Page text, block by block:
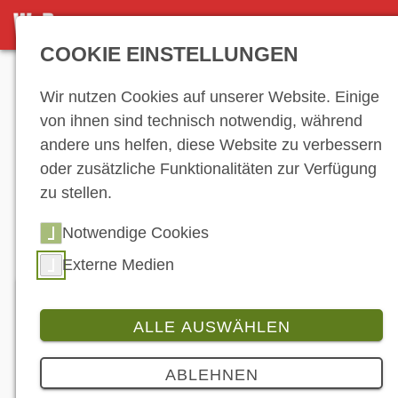
DETAILANSICHT
Hersteller-
Verzeichnis
TechMoto
COOKIE EINSTELLUNGEN
Wir nutzen Cookies auf unserer Website. Einige
von ihnen sind technisch notwendig, während
andere uns helfen, diese Website zu verbessern
oder zusätzliche Funktionalitäten zur Verfügung
zu stellen.
Notwendige Cookies
Externe Medien
ALLE AUSWÄHLEN
ABLEHNEN